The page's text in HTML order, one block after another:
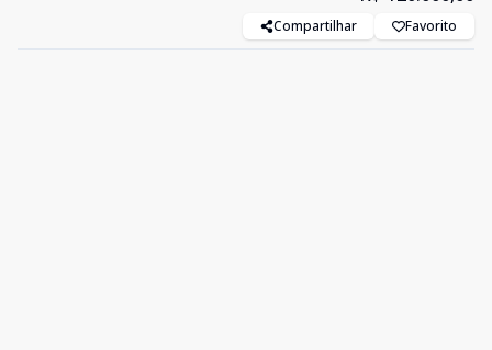
Compartilhar Favorito